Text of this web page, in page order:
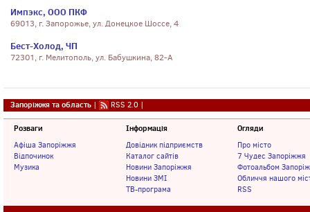
Импэкс, ООО ПКФ
69013, г. Запорожье, ул. Донецкое Шоссе, 4
Бест-Холод, ЧП
72301, г. Мелитополь, ул. Бабушкина, 82-А
Запоріжжя та область | RSS 2.0 |
Розваги
Афіша Запоріжжя
Відпочинок
Музика
Інформація
Довідник підприємств
Каталог сайтів
Новини Запоріжжя
Новини ЗМІ
ТВ-програма
Огляди
Про місто
7 Чудес Запоріжжя
Фотоальбом
Обличчя нашого
RSS